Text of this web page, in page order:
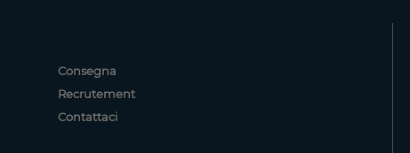
Consegna
Recrutement
Contattaci